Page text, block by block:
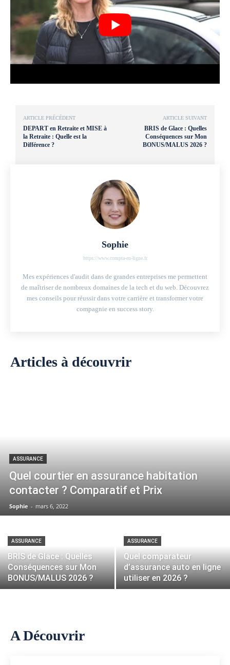
ARTICLE PRÉCÉDENT
DEPART en Retraite et MISE à
la Retraite : Quelle est la
Différence ?
ARTICLE SUIVANT
BRIS de Glace : Quelles
Conséquences sur Mon
BONUS/MALUS 2026 ?
Sophie
https://www.compta-en-ligne.fr
Mes expériences d'audit dans de grandes entreprises me permettent
de maîtriser de nombreux domaines de la tech et du web. Découvrez
mes conseils pour réussir dans votre carrière et transformer votre
compagnie en success story.
Articles à découvrir
ASSURANCE
Quel courtier en assurance habitation
contacter ? Comparatif et Prix
Sophie - mars 6, 2022
ASSURANCE
BRIS de Glace : Quelles
Conséquences sur Mon
BONUS/MALUS 2026 ?
ASSURANCE
Quel comparateur
d’assurance auto en ligne
utiliser en 2026 ?
A Découvrir